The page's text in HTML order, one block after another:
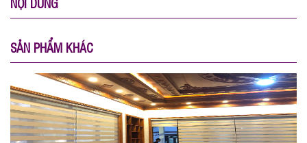
SẢN PHẨM KHÁC